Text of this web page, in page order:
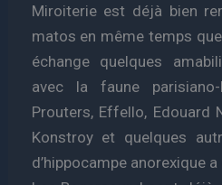
Miroiterie est déjà bien
matos en même temps
échange quelques
avec la faune
Prouters, Effello, Edouard
Konstroy et quelques
d’hippocampe anorexique